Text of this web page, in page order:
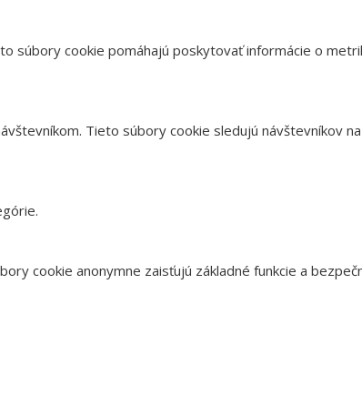
súbory cookie pomáhajú poskytovať informácie o
Tieto súbory cookie sledujú návštevníkov
cookie anonymne zaisťujú základné funkcie a